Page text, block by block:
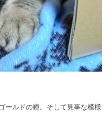
ールドの瞳。そして見事な模様